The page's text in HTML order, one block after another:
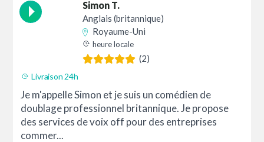
Simon T.
Anglais (britannique)
Royaume-Uni
heure locale
(2)
Livraison 24h
Je m'appelle Simon et je suis un comédien de
doublage professionnel britannique. Je propose
des services de voix off pour des entreprises
commer...